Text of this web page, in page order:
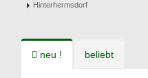
Hinterhermsdorf
neu ! beliebt